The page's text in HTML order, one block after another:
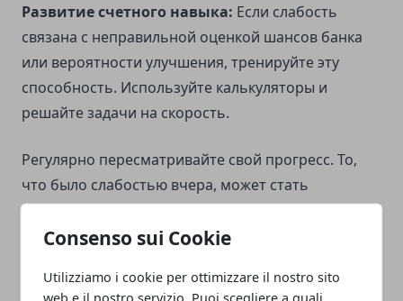
Consenso sui Cookie
Utilizziamo i cookie per ottimizzare il nostro sito
web e il nostro servizio. Puoi scegliere a quali
Развитие счетного навыка: Если слабость
связана с неправильной оценкой шансов банка
или вероятности улучшения, тренируйте эту
способность. Используйте калькуляторы и
решайте задачи на скорость.
Регулярно пересматривайте свой прогресс. То,
что было слабостью вчера, может стать
нейтральной зоной сегодня. Постоянное
возвращение к слабым местам, даже когда
навык.